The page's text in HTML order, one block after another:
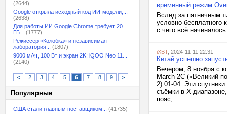
(2644)
Google открыла исходный код ИИ-модели,...
(2638)
Для работы ИИ Google Chrome требует 20
ГБ...
(1777)
Режиссёр «Колобка» и независимая
лаборатория...
(1807)
9000 мАч, 100 Вт и экран 2K: iQOO Neo 11...
(2140)
< 2 3 4 5 6 7 8 9 >
Популярные
США стали главным поставщиком...
(41735)
временный режим
Вслед за пятничным
условно-бесплатного
с чего всё
iXBT, 2024-11-11 22:31
Китай успешно
Вечером, 8 ноября с
March 2C («Великий
2) 01-04. Эти
съёмки в X-
пояс,...